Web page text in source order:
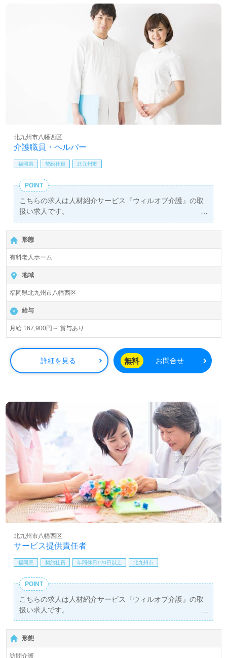
介護職員・ヘルパー
北九州市八幡西区
福岡県 契約社員 北九州市
POINT
こちらの求人は人材紹介サービス『ウィルオブ介護』の取
扱い求人です。
詳細に関してお気軽にご相談ください♪
【無料】で皆さんの転職活動をサポートいたします。
形態
有料老人ホーム
地域
福岡県北九州市八幡西区
給与
月給 167,900円～ 賞与あり
詳細を見る 無料 お問合せ
サービス提供責任者
北九州市八幡西区
福岡県 契約社員 年間休日120日以上 北九州市
POINT
こちらの求人は人材紹介サービス『ウィルオブ介護』の取
扱い求人です。
詳細に関してお気軽にご相談ください♪
【無料】で皆さんの転職活動をサポートいたします。
形態
訪問介護